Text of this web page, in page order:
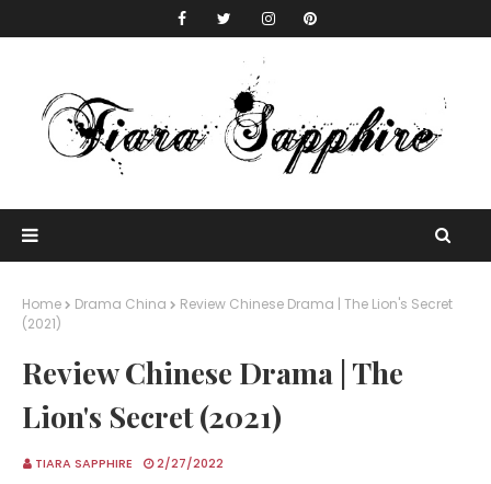
Home Drama China
Review Chinese Drama | The Lion's Secret
(2021)
Review Chinese Drama | The
Lion's Secret (2021)
TIARA SAPPHIRE 2/27/2022